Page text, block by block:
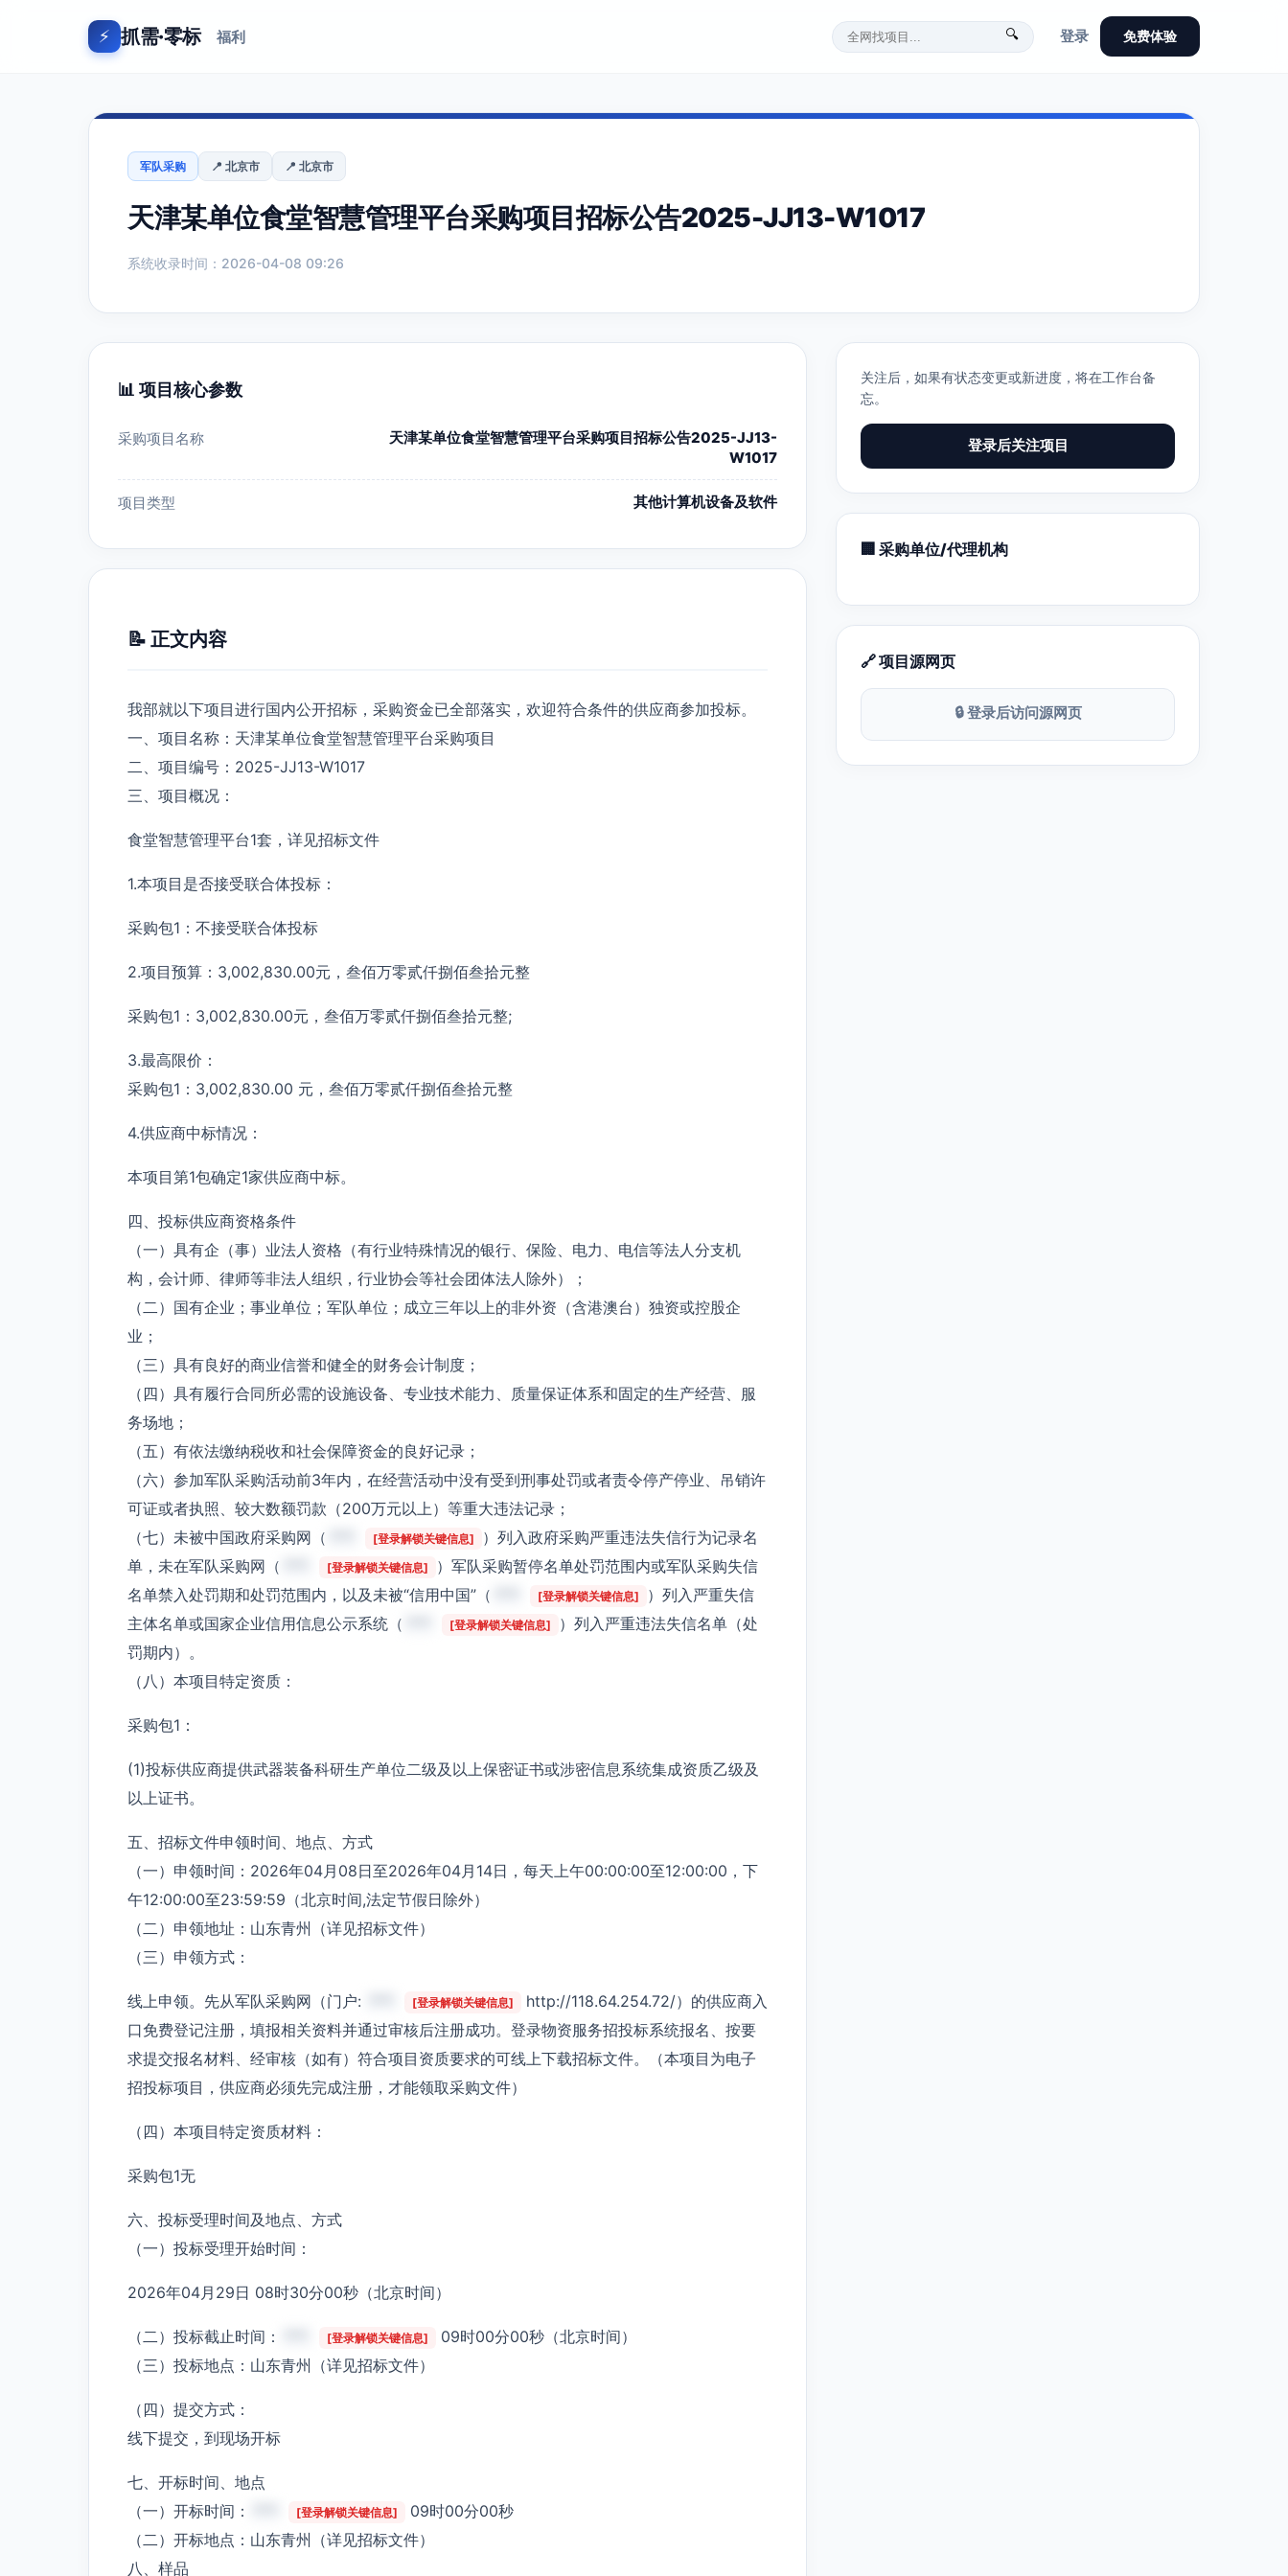
⚡ 抓需·零标 福利 🔍 登录 免费体验
军队采购 📍 北京市 📍 北京市
天津某单位食堂智慧管理平台采购项目招标公告2025-JJ13-W1017
系统收录时间：2026-04-08 09:26
📊 项目核心参数
采购项目名称
天津某单位食堂智慧管理平台采购项目招标公告2025-JJ13-
W1017
项目类型 其他计算机设备及软件
📝 正文内容
我部就以下项目进行国内公开招标，采购资金已全部落实，欢迎符合条件的供应商参加投标。
一、项目名称：天津某单位食堂智慧管理平台采购项目
二、项目编号：2025-JJ13-W1017
三、项目概况：
食堂智慧管理平台1套，详见招标文件
1.本项目是否接受联合体投标：
采购包1：不接受联合体投标
2.项目预算：3,002,830.00元，叁佰万零贰仟捌佰叁拾元整
采购包1：3,002,830.00元，叁佰万零贰仟捌佰叁拾元整;
3.最高限价：
采购包1：3,002,830.00 元，叁佰万零贰仟捌佰叁拾元整
4.供应商中标情况：
本项目第1包确定1家供应商中标。
四、投标供应商资格条件
（一）具有企（事）业法人资格（有行业特殊情况的银行、保险、电力、电信等法人分支机
构，会计师、律师等非法人组织，行业协会等社会团体法人除外）；
（二）国有企业；事业单位；军队单位；成立三年以上的非外资（含港澳台）独资或控股企
业；
（三）具有良好的商业信誉和健全的财务会计制度；
（四）具有履行合同所必需的设施设备、专业技术能力、质量保证体系和固定的生产经营、服
务场地；
（五）有依法缴纳税收和社会保障资金的良好记录；
（六）参加军队采购活动前3年内，在经营活动中没有受到刑事处罚或者责令停产停业、吊销许
可证或者执照、较大数额罚款（200万元以上）等重大违法记录；
（七）未被中国政府采购网（
[登录解锁关键信息]
）列入政府采购严重违法失信行为记录名
单，未在军队采购网（
[登录解锁关键信息]
）军队采购暂停名单处罚范围内或军队采购失信
名单禁入处罚期和处罚范围内，以及未被“信用中国”（
[登录解锁关键信息]
）列入严重失信
主体名单或国家企业信用信息公示系统（
[登录解锁关键信息]
）列入严重违法失信名单（处
罚期内）。
（八）本项目特定资质：
采购包1：
(1)投标供应商提供武器装备科研生产单位二级及以上保密证书或涉密信息系统集成资质乙级及
以上证书。
五、招标文件申领时间、地点、方式
（一）申领时间：2026年04月08日至2026年04月14日，每天上午00:00:00至12:00:00，下
午12:00:00至23:59:59（北京时间,法定节假日除外）
（二）申领地址：山东青州（详见招标文件）
（三）申领方式：
线上申领。先从军队采购网（门户: [登录解锁关键信息]
http://118.64.254.72/）的供应商入
口免费登记注册，填报相关资料并通过审核后注册成功。登录物资服务招投标系统报名、按要
求提交报名材料、经审核（如有）符合项目资质要求的可线上下载招标文件。（本项目为电子
招投标项目，供应商必须先完成注册，才能领取采购文件）
（四）本项目特定资质材料：
采购包1无
六、投标受理时间及地点、方式
（一）投标受理开始时间：
2026年04月29日 08时30分00秒（北京时间）
（二）投标截止时间： [登录解锁关键信息]
09时00分00秒（北京时间）
（三）投标地点：山东青州（详见招标文件）
（四）提交方式：
线下提交，到现场开标
七、开标时间、地点
（一）开标时间：
[登录解锁关键信息]
09时00分00秒
（二）开标地点：山东青州（详见招标文件）
八、样品
关注后，如果有状态变更或新进度，将在工作台备
忘。
登录后关注项目
🏢 采购单位/代理机构
🔗 项目源网页
🔒 登录后访问源网页